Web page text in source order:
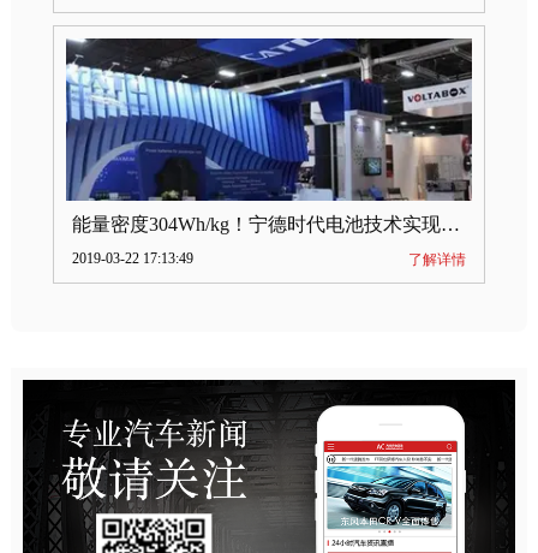
能量密度304Wh/kg！宁德时代电池技术实现突破
2019-03-22 17:13:49 了解详情